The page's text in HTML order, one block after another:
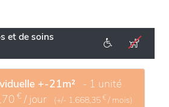
et de soins
+-21m² - 1 unité
€ / jour (+/- 1.668,35 € / mois)